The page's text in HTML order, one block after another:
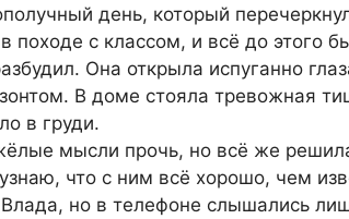
день, который
с классом, и всё до этого
Она открыла испуганно
В доме стояла тревожная
в груди.
мысли прочь, но всё же
что с ним всё хорошо, чем
но в телефоне слышались